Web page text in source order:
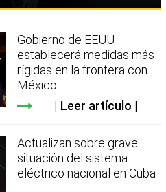
Gobierno de EEUU
establecerá medidas más
rígidas en la frontera con
México
Leer artículo
Actualizan sobre grave
situación del sistema
eléctrico nacional en Cuba